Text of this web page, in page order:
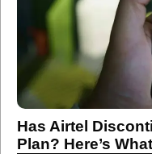
Has Airtel
Plan? Here’s